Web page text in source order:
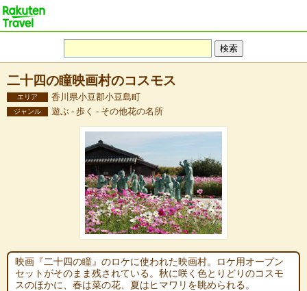
二十四の瞳映画村のコスモス
エリア 香川県小豆郡小豆島町
ジャンル 遊ぶ - 歩く - その他花の名所
映画『二十四の瞳』のロケに使われた映画村。ロケ用オープン
セットがそのまま残されている。秋に咲く色とりどりのコスモ
スのほかに、春は菜の花、夏はヒマワリを眺められる。